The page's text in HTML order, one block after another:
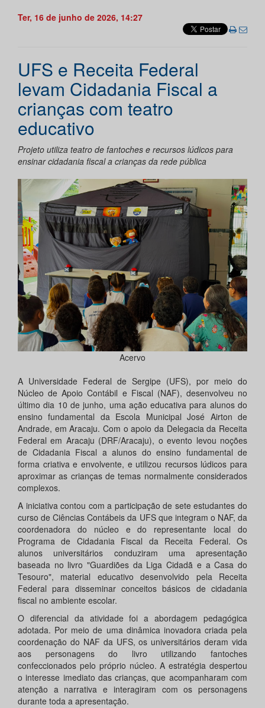
Ter, 16 de junho de 2026, 14:27
UFS e Receita Federal
levam Cidadania Fiscal a
crianças com teatro
educativo
Projeto utiliza teatro de fantoches e recursos lúdicos para
ensinar cidadania fiscal a crianças da rede pública
Acervo
A Universidade Federal de Sergipe (UFS), por meio do
Núcleo de Apoio Contábil e Fiscal (NAF), desenvolveu no
último dia 10 de junho, uma ação educativa para alunos do
ensino fundamental da Escola Municipal José Airton de
Andrade, em Aracaju. Com o apoio da Delegacia da Receita
Federal em Aracaju (DRF/Aracaju), o evento levou noções
de Cidadania Fiscal a alunos do ensino fundamental de
forma criativa e envolvente, e utilizou recursos lúdicos para
aproximar as crianças de temas normalmente considerados
complexos.
A iniciativa contou com a participação de sete estudantes do
curso de Ciências Contábeis da UFS que integram o NAF, da
coordenadora do núcleo e do representante local do
Programa de Cidadania Fiscal da Receita Federal. Os
alunos universitários conduziram uma apresentação
baseada no livro "Guardiões da Liga Cidadã e a Casa do
Tesouro", material educativo desenvolvido pela Receita
Federal para disseminar conceitos básicos de cidadania
fiscal no ambiente escolar.
O diferencial da atividade foi a abordagem pedagógica
adotada. Por meio de uma dinâmica inovadora criada pela
coordenação do NAF da UFS, os universitários deram vida
aos personagens do livro utilizando fantoches
confeccionados pelo próprio núcleo. A estratégia despertou
o interesse imediato das crianças, que acompanharam com
atenção a narrativa e interagiram com os personagens
durante toda a apresentação.